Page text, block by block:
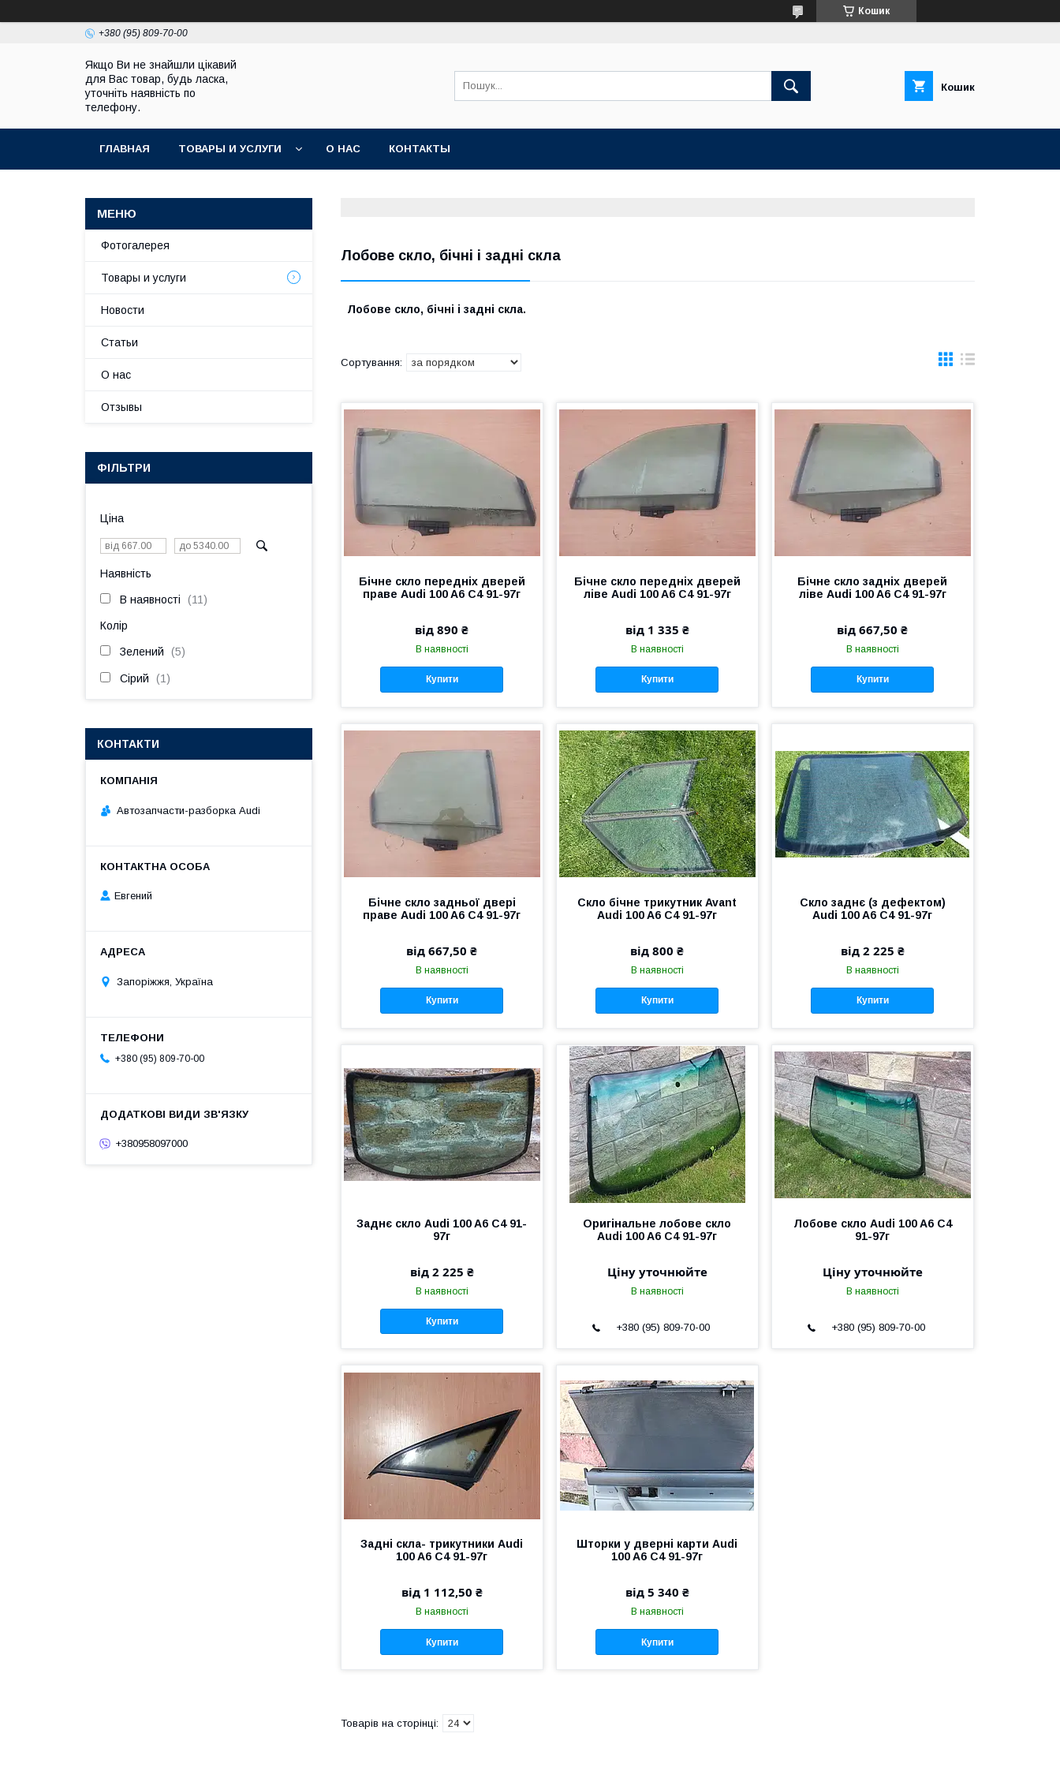
Кошик
+380 (95) 809-70-00
Якщо Ви не знайшли цікавий
для Вас товар, будь ласка,
уточніть наявність по
телефону.
Кошик
ГЛАВНАЯ ТОВАРЫ И УСЛУГИ О НАС КОНТАКТЫ
Лобове скло, бічні і задні скла
Лобове скло, бічні і задні скла.
Бічне скло передніх дверей
праве Audi 100 A6 C4 91-97г
від 890 ₴
В наявності
Купити
Бічне скло передніх дверей
ліве Audi 100 A6 C4 91-97г
від 1 335 ₴
В наявності
Купити
Бічне скло задніх дверей
ліве Audi 100 A6 C4 91-97г
від 667,50 ₴
В наявності
Купити
Бічне скло задньої двері
праве Audi 100 A6 C4 91-97г
від 667,50 ₴
В наявності
Купити
Скло бічне трикутник Avant
Audi 100 A6 C4 91-97г
від 800 ₴
В наявності
Купити
Скло заднє (з дефектом)
Audi 100 A6 C4 91-97г
від 2 225 ₴
В наявності
Купити
Заднє скло Audi 100 A6 C4 91-
97г
від 2 225 ₴
В наявності
Купити
Оригінальне лобове скло
Audi 100 A6 C4 91-97г
Ціну уточнюйте
В наявності
+380 (95) 809-70-00
Лобове скло Audi 100 A6 C4
91-97г
Ціну уточнюйте
В наявності
+380 (95) 809-70-00
Задні скла- трикутники Audi
100 A6 C4 91-97г
від 1 112,50 ₴
В наявності
Купити
Шторки у дверні карти Audi
100 A6 C4 91-97г
від 5 340 ₴
В наявності
Купити
Фотогалерея
Товары и услуги
Новости
Статьи
О нас
Отзывы
ФІЛЬТРИ
Ціна
Наявність
В наявності 11
Колір
Зелений 5
Сірий 1
КОНТАКТИ
Автозапчасти-разборка Audi
Евгений
Запоріжжя, Україна
+380 (95) 809-70-00
+380958097000